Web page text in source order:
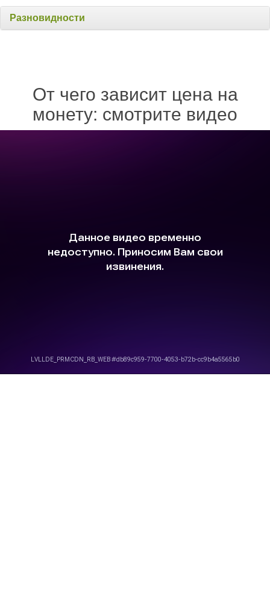
Разновидности
От чего зависит цена на
монету: смотрите видео